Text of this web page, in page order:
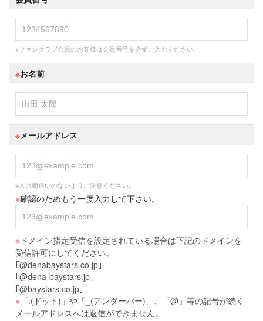
※ファンクラブ会員のお客様は会員番号を必ずご入力ください。
※お名前
※メールアドレス
※入力間違いのないようご注意ください。
※確認のためもう一度入力して下さい。
※ ドメイン指定受信を設定されている場合は下記のドメインを
受信許可にしてください。
｢@denabaystars.co.jp｣
｢@dena-baystars.jp」
｢@baystars.co.jp｣
※ 「.(ドット)」や「_(アンダーバー)」、「@」等の記号が続く
メールアドレスへは返信ができません。